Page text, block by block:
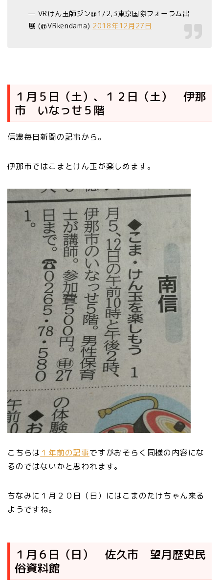
— VRけん玉師ジン@1/2,3東京国際フォーラム出
展 (@VRkendama) 2018年12月27日
１月５日（土）、１２日（土） 伊那
市 いなっせ５階
信濃毎日新聞の記事から。
伊那市ではこまとけん玉が楽しめます。
こちらは １年前の記事ですがおそらく同様の内容にな
るのではないかと思われます。
ちなみに１月２０日（日）にはこまのたけちゃん来る
ようですね。
１月６日（日） 佐久市 望月歴史民
俗資料館